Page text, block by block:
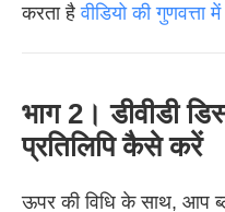
करता हैवीडियो की गुणवत्ता
भाग 2। डीवीडी
प्रतिलिपि कैसे करें
ऊपर की विधि के साथ, आप